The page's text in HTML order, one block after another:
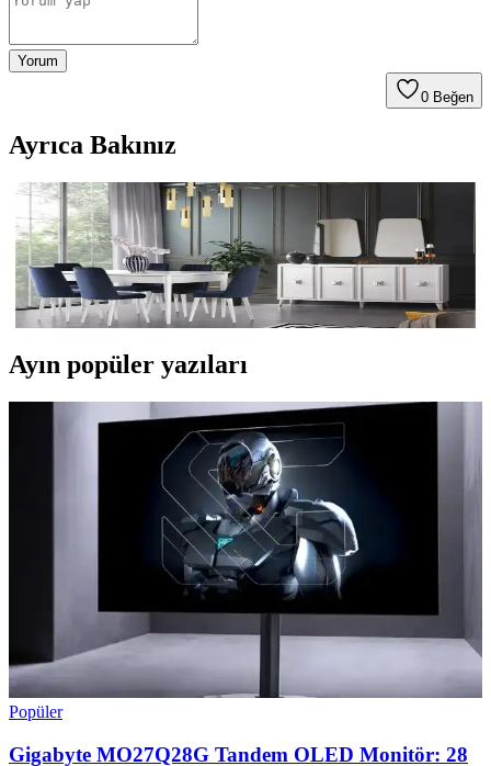
Yorum
0 Beğen
Ayrıca Bakınız
Ekonomik ve Şık Yemek Takımları: Uygun Fiyatlı
Seçenekler ve Trendler
Uygun fiyatlı yemek takımları dayanıklılık ve estetik sunar, çeşitli
modeller ve malzemelerle her bütçeye uygun seçenekler mevcuttur.
Ayın popüler yazıları
Popüler
Gigabyte MO27Q28G Tandem OLED Monitör: 28